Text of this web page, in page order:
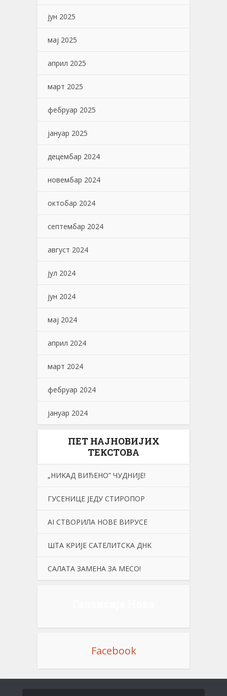
јун 2025
мај 2025
април 2025
март 2025
фебруар 2025
јануар 2025
децембар 2024
новембар 2024
октобар 2024
септембар 2024
август 2024
јул 2024
јун 2024
мај 2024
април 2024
март 2024
фебруар 2024
јануар 2024
ПЕТ НАЈНОВИЈИХ
ТЕКСТОВА
„НИKАД ВИЂЕНО” ЧУДНИЈЕ!
ГУСЕНИЦЕ ЈЕДУ СТИРОПОР
АI СТВОРИЛА НОВЕ ВИРУСЕ
ШТА KРИЈЕ САТЕЛИТСKА ДНK
САЛАТА ЗАМЕНА ЗА МЕСО!
Facebook